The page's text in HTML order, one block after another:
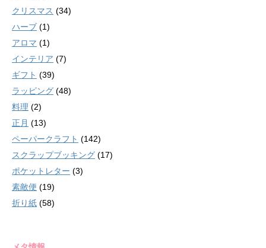
クリスマス (34)
ハーブ (1)
アロマ (1)
インテリア (7)
ギフト (39)
ラッピング (48)
料理 (2)
正月 (13)
ペーパークラフト (142)
スクラップブッキング (17)
ポケットレター (3)
素敵便 (19)
折り紙 (58)